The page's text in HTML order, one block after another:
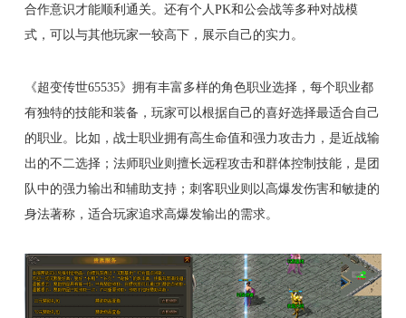
合作意识才能顺利通关。还有个人PK和公会战等多种对战模
式，可以与其他玩家一较高下，展示自己的实力。
《超变传世65535》拥有丰富多样的角色职业选择，每个职业都
有独特的技能和装备，玩家可以根据自己的喜好选择最适合自己
的职业。比如，战士职业拥有高生命值和强力攻击力，是近战输
出的不二选择；法师职业则擅长远程攻击和群体控制技能，是团
队中的强力输出和辅助支持；刺客职业则以高爆发伤害和敏捷的
身法著称，适合玩家追求高爆发输出的需求。